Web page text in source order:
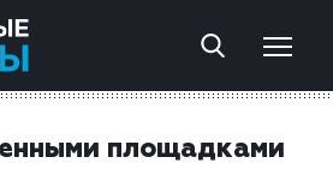
площадками